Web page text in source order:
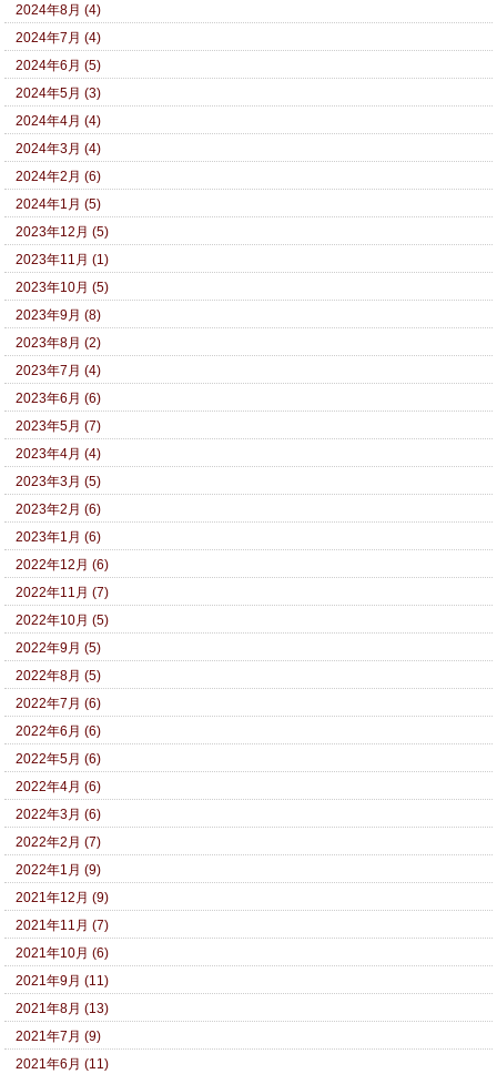
2024年8月 (4)
2024年7月 (4)
2024年6月 (5)
2024年5月 (3)
2024年4月 (4)
2024年3月 (4)
2024年2月 (6)
2024年1月 (5)
2023年12月 (5)
2023年11月 (1)
2023年10月 (5)
2023年9月 (8)
2023年8月 (2)
2023年7月 (4)
2023年6月 (6)
2023年5月 (7)
2023年4月 (4)
2023年3月 (5)
2023年2月 (6)
2023年1月 (6)
2022年12月 (6)
2022年11月 (7)
2022年10月 (5)
2022年9月 (5)
2022年8月 (5)
2022年7月 (6)
2022年6月 (6)
2022年5月 (6)
2022年4月 (6)
2022年3月 (6)
2022年2月 (7)
2022年1月 (9)
2021年12月 (9)
2021年11月 (7)
2021年10月 (6)
2021年9月 (11)
2021年8月 (13)
2021年7月 (9)
2021年6月 (11)